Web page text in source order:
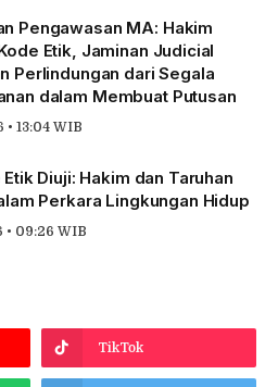
Pengawasan MA: Hakim
Etik, Jaminan Judicial
Perlindungan dari Segala
dalam Membuat Putusan
13:04 WIB
Diuji: Hakim dan Taruhan
Perkara Lingkungan Hidup
• 09:26 WIB
TikTok